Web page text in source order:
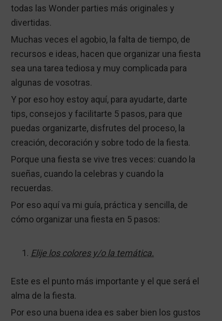
todas las Wonder parties más originales y
divertidas.
Muchas veces el agobio, la falta de tiempo, de
recursos e ideas, hacen que organizar una fiesta
sea una tarea tediosa y muy complicada para
algunas de vosotras.
Y por eso hoy estoy aquí, para ayudarte, darte
tips, consejos y facilitarte 5 pasos, para que
puedas organizarte, disfrutes del proceso, la
creación, decoración y sobre todo de la fiesta.
Porque una fiesta se vive tres veces: cuando la
sueñas, cuando la celebras y cuando la
recuerdas.
Por eso aquí va mi guía, práctica y sencilla, de
cómo organizar una fiesta en 5 pasos:
Elije los colores y/o la temática.
Este es el punto más importante y el que será el
alma de la fiesta.
Por eso una buena idea es saber bien los gustos